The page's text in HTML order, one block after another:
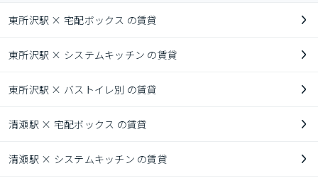
東所沢駅 × 宅配ボックス の賃貸
東所沢駅 × システムキッチン の賃貸
東所沢駅 × バストイレ別 の賃貸
清瀬駅 × 宅配ボックス の賃貸
清瀬駅 × システムキッチン の賃貸